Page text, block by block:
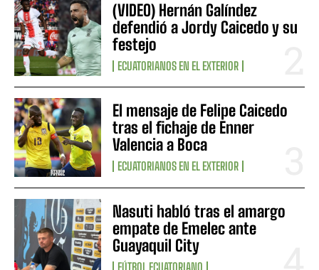
(VIDEO) Hernán Galíndez
defendió a Jordy Caicedo y su
festejo
ECUATORIANOS EN EL EXTERIOR
El mensaje de Felipe Caicedo
tras el fichaje de Enner
Valencia a Boca
ECUATORIANOS EN EL EXTERIOR
Nasuti habló tras el amargo
empate de Emelec ante
Guayaquil City
FÚTBOL ECUATORIANO